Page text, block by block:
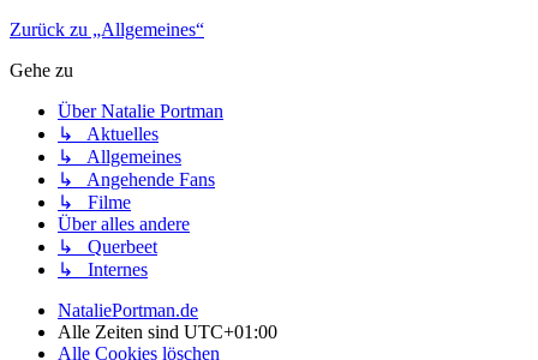
Zurück zu „Allgemeines“
Gehe zu
Über Natalie Portman
↳ Aktuelles
↳ Allgemeines
↳ Angehende Fans
↳ Filme
Über alles andere
↳ Querbeet
↳ Internes
NataliePortman.de
Alle Zeiten sind UTC+01:00
Alle Cookies löschen